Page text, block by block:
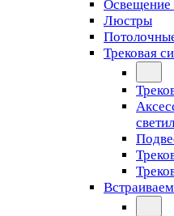
Освещение
Люстры
Трековая